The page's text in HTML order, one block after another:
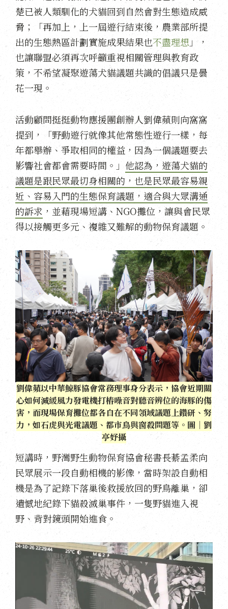
楚已被人類馴化的犬貓回到自然會對生態造成威
脅；「再加上，上一屆遊行結束後，農業部所提
出的生態熱區計劃實施成果結果也不盡理想 」，
也讓聯盟必須再次呼籲重視相關管理與教育政
策，不希望凝聚遊蕩犬貓議題共識的倡議只是曇
花一現。
活動顧問挺挺動物應援團創辦人劉偉蘋則向窩窩
提到，「野動遊行就像其他常態性遊行一樣，每
年都舉辦、爭取相同的權益，因為一個議題要去
影響社會都會需要時間。」 他認為，遊蕩犬貓的
議題是跟民眾最切身相關的，也是民眾最容易親
近、容易入門的生態保育議題，適合與大眾溝通
的訴求 ，並藉現場短講、NGO攤位，讓與會民眾
得以接觸更多元、複雜又難解的動物保育議題。
劉偉蘋以中華鯨豚協會常務理事身分表示，協會近期關
心如何減緩風力發電機打樁噪音對聽音辨位的海豚的傷
害，而現場保育攤位都各自在不同領域議題上鑽研、努
力，如石虎與光電議題、都市鳥與窗殺問題等。圖｜劉
亭妤攝
短講時，野灣野生動物保育協會秘書長綦孟柔向
民眾展示一段自動相機的影像，當時架設自動相
機是為了記錄下落巢後救援放回的野鳥離巢，卻
遺憾地紀錄下貓殺滅巢事件，一隻野貓進入視
野、背對鏡頭開始進食。